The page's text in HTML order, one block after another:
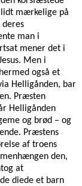
lidt mærkelige på
man i
mener det i
Men i
også et
Helligånden, bar
Præsten
Helligånden
og brød – og
Præstens
af troens
den,
at
diede et barn